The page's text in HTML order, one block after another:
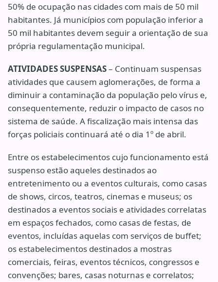
50% de ocupação nas cidades com mais de 50 mil
habitantes. Já municípios com população inferior a
50 mil habitantes devem seguir a orientação de sua
própria regulamentação municipal.
ATIVIDADES SUSPENSAS– Continuam suspensas
atividades que causem aglomerações, de forma a
diminuir a contaminação da população pelo vírus e,
consequentemente, reduzir o impacto de casos no
sistema de saúde. A fiscalização mais intensa das
forças policiais continuará até o dia 1º de abril.
Entre os estabelecimentos cujo funcionamento está
suspenso estão aqueles destinados ao
entretenimento ou a eventos culturais, como casas
de shows, circos, teatros, cinemas e museus; os
destinados a eventos sociais e atividades correlatas
em espaços fechados, como casas de festas, de
eventos, incluídas aquelas com serviços de buffet;
os estabelecimentos destinados a mostras
comerciais, feiras, eventos técnicos, congressos e
convenções; bares, casas noturnas e correlatos;